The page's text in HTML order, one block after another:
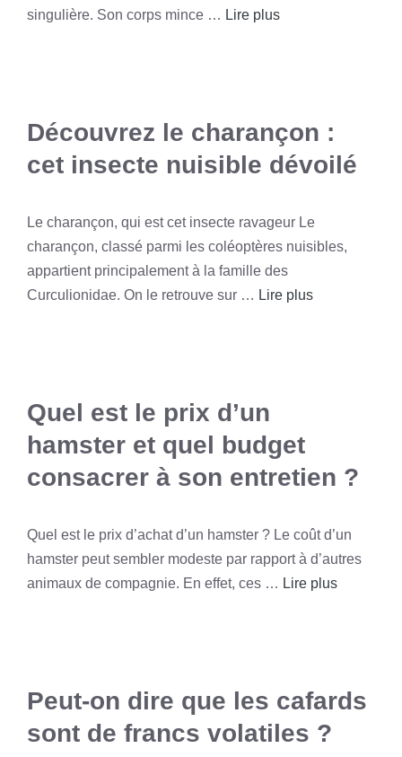
singulière. Son corps mince … Lire plus
Découvrez le charançon :
cet insecte nuisible dévoilé
Le charançon, qui est cet insecte ravageur Le
charançon, classé parmi les coléoptères nuisibles,
appartient principalement à la famille des
Curculionidae. On le retrouve sur … Lire plus
Quel est le prix d’un
hamster et quel budget
consacrer à son entretien ?
Quel est le prix d’achat d’un hamster ? Le coût d’un
hamster peut sembler modeste par rapport à d’autres
animaux de compagnie. En effet, ces … Lire plus
Peut-on dire que les cafards
sont de francs volatiles ?